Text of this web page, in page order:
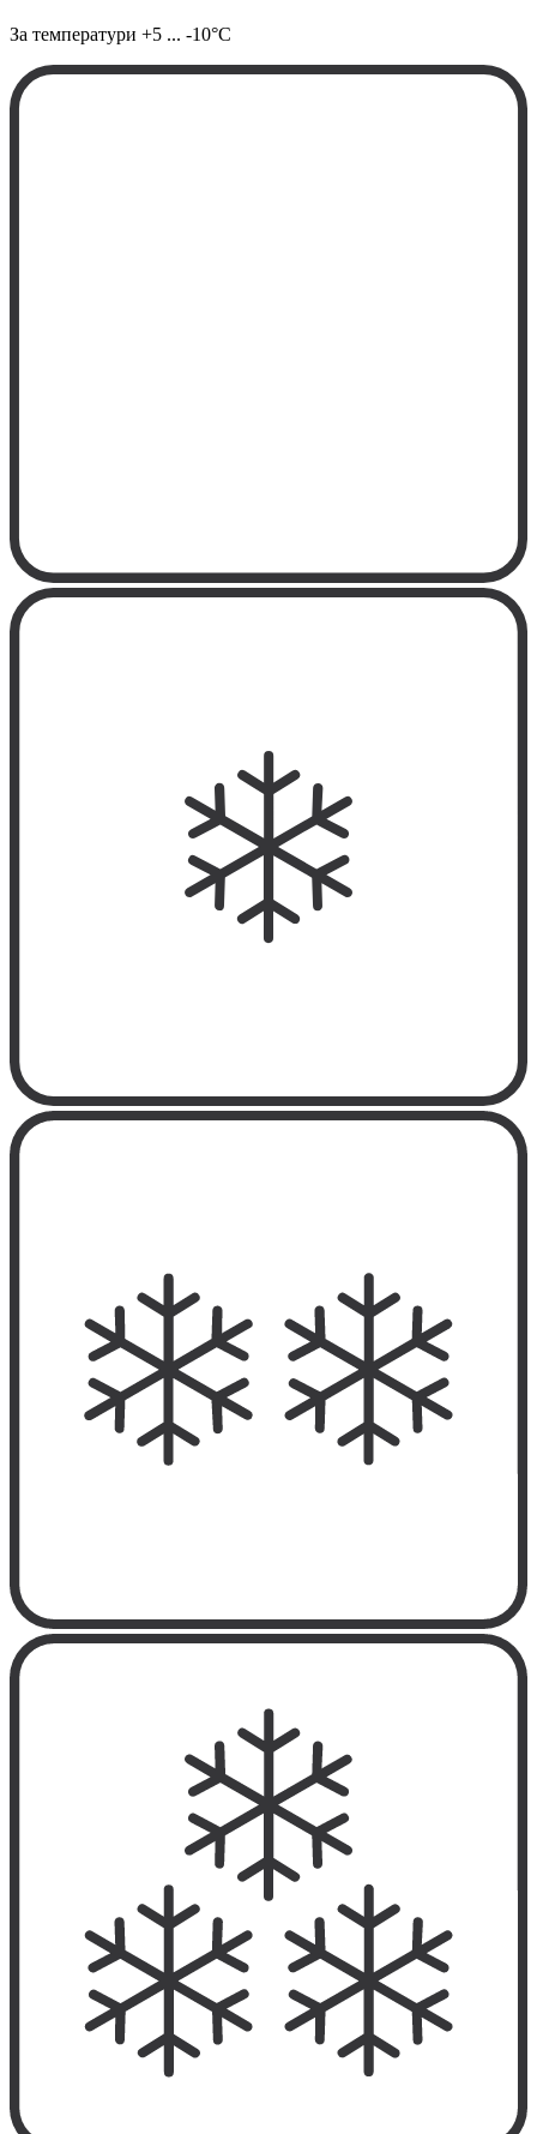
За температури +5 ... -10°C